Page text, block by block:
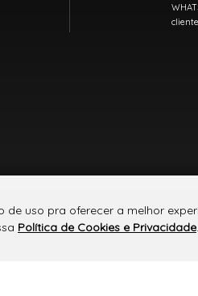
de uso pra oferecer a melhor
Política de Cookies e Privacidade.